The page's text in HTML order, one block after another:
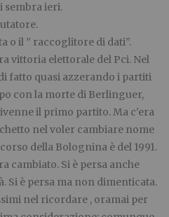
sembra ieri.
o il ” raccoglitore di dati”.
vittoria elettorale del Pci. Nel
fatto quasi azzerando i partiti
con la morte di Berlinguer,
il primo partito. Ma c’era
nel voler cambiare nome
della Bolognina è del 1991.
cambiato. Si è persa anche
Si è persa ma non dimenticata.
nel ricordare , oramai per